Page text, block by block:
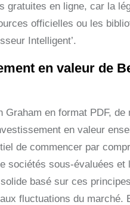
gratuites en ligne, car la
officielles ou les
Intelligent’.
en valeur de
en format PDF,
en valeur
de commencer par
sociétés sous-évaluées et
basé sur ces
fluctuations du marché.